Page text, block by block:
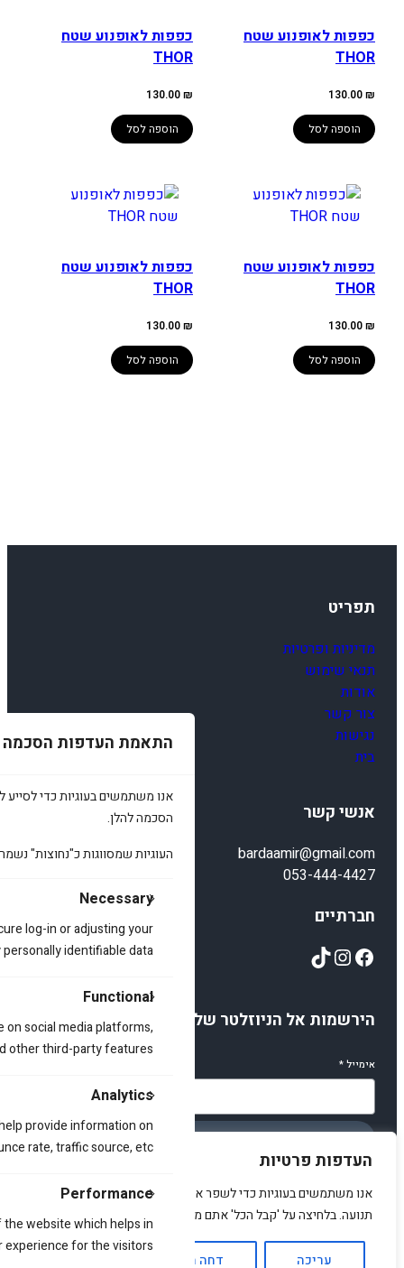
העדפות פרטיות
אנו משתמשים בעוגיות כדי לשפר את האתר, להציג תוכן מותאם ולנתח
תנועה. בלחיצה על 'קבל הכל' אתם מסכימים לכך.
עריכה דחה הכל
התאמת העדפות הסכמה
אנו משתמשים בעוגיות כדי לסייע
הסכמה להלן.
העוגיות שמסווגות כ"נחוצות"
Necessary
log-in or adjusting your
identifiable data.
Functional
social media platforms,
other third-party features.
Analytics
provide information on
rate, traffic source, etc.
Performance
website which helps in
for the visitors.
כפפות לאופנוע שטח
THOR
130.00₪
הוספה לסל
כפפות לאופנוע שטח
THOR
130.00₪
הוספה לסל
כפפות לאופנוע שטח
THOR
130.00₪
הוספה לסל
כפפות לאופנוע שטח
THOR
130.00₪
הוספה לסל
תפריט
מדיניות ופרטיות
תנאי שימוש
אודות
צור קשר
נגישות
בית
אנשי קשר
bardaamir@gmail.com
053-444-4427
חברתיים
Facebook
Instagram
TikTok
הירשמות אל הניוזלטר שלנו
אימייל*
© 2025 amirstuff. All rights reserved.